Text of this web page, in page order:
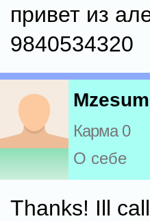
привет из
9840534320
Карма 0
О себе
Thanks! Ill